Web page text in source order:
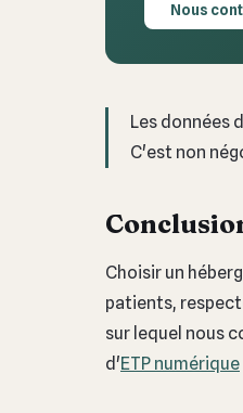
Nous
Les données
C'est non
Choisir un
patients,
sur lequel nous
d'ETP numérique